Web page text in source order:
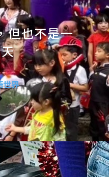
但也不是一
世界